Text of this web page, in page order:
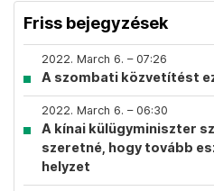
Friss bejegyzések
2022. March 6. – 07:26
A szombati közvetítést
2022. March 6. – 06:30
A kínai külügyminiszter
szeretné, hogy tovább
helyzet